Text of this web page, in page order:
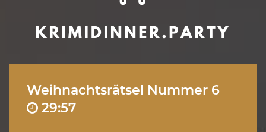
Weihnachtsrätsel Nummer 6
29:57